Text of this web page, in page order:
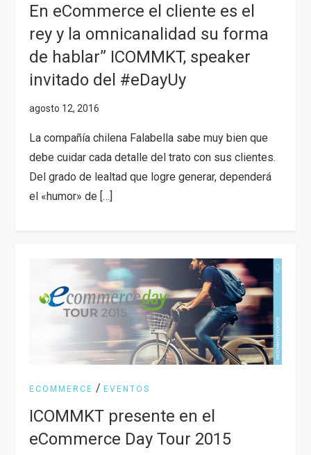
En eCommerce el cliente es el
rey y la omnicanalidad su forma
de hablar” ICOMMKT, speaker
invitado del #eDayUy
La compañía chilena Falabella sabe muy bien que
debe cuidar cada detalle del trato con sus clientes.
Del grado de lealtad que logre generar, dependerá
el «humor» de […]
ECOMMERCE / EVENTOS
ICOMMKT presente en el
eCommerce Day Tour 2015